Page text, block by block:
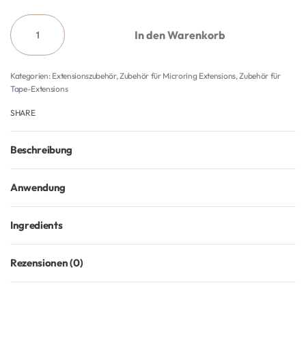
In den Warenkorb
Kategorien: Extensionszubehör,Zubehör für Microring Extensions,Zubehör für
Tape-Extensions
SHARE
Beschreibung
Anwendung
Ingredients
Rezensionen (0)